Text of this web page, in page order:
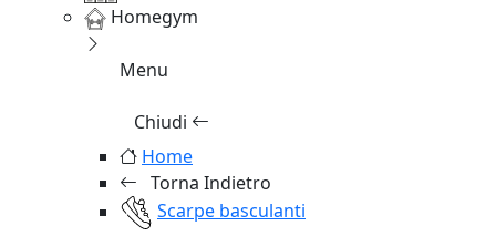
Homegym
Menu
Chiudi
Home
Torna Indietro
Scarpe basculanti